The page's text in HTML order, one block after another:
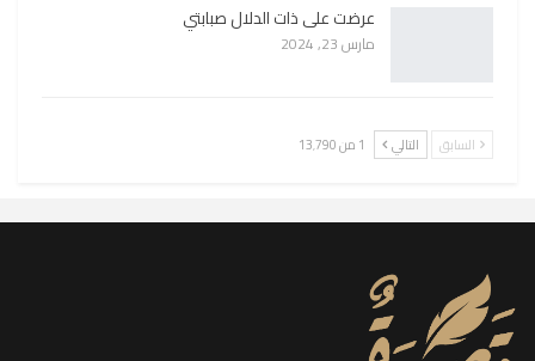
عرضت على ذات الدلال صبابتي
مارس 23, 2024
السابق التالي 1 من 13٬790